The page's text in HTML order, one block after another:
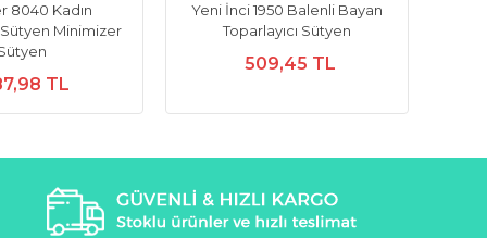
8040 Kadın
Sütyen Minimizer
TL
Yeni İnci 1950 Balenli Bayan
Toparlayıcı Sütyen
509,45 TL